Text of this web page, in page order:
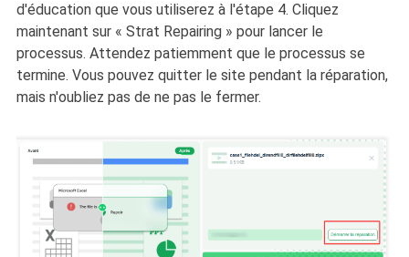
d'éducation que vous utiliserez à l'étape 4. Cliquez
maintenant sur « Strat Repairing » pour lancer le
processus. Attendez patiemment que le processus se
termine. Vous pouvez quitter le site pendant la réparation,
mais n'oubliez pas de ne pas le fermer.